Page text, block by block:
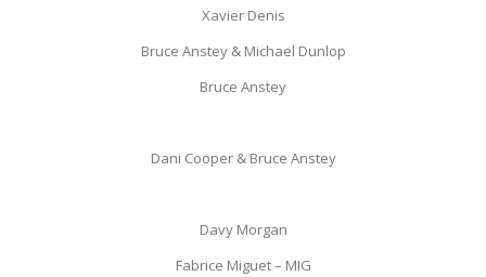
Xavier Denis
Bruce Anstey & Michael Dunlop
Bruce Anstey
Dani Cooper & Bruce Anstey
Davy Morgan
Fabrice Miguet – MIG